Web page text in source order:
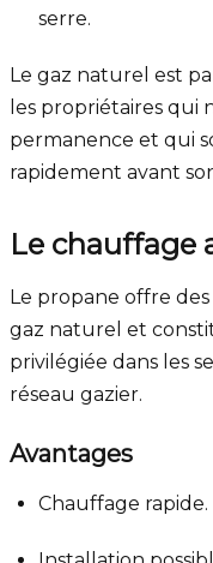
serre.
Le gaz naturel est
les propriétaires qui
permanence et qui
rapidement avant
Le chauffage
Le propane offre
gaz naturel et
privilégiée dans les
réseau gazier.
Avantages
Chauffage rapide.